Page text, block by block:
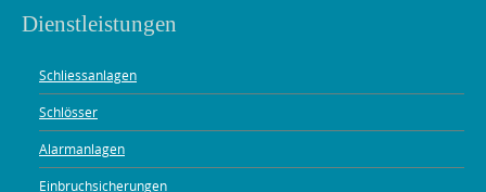
Dienstleistungen
Schliessanlagen
Schlösser
Alarmanlagen
Einbruchsicherungen